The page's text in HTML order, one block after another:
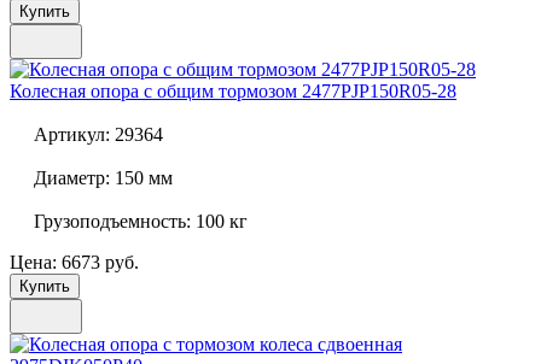
Купить
Колесная опора с общим тормозом 2477PJP150R05-28
Артикул: 29364
Диаметр: 150 мм
Грузоподъемность: 100 кг
Цена: 6673 руб.
Купить